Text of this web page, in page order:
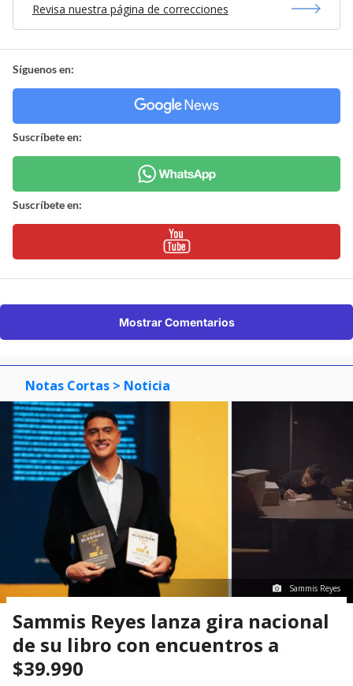
Revisa nuestra página de correcciones
Síguenos en:
Suscríbete en:
Suscríbete en:
Mostrar Comentarios
Notas Cortas > Noticia
Sammis Reyes
Sammis Reyes lanza gira nacional
de su libro con encuentros a
$39.990